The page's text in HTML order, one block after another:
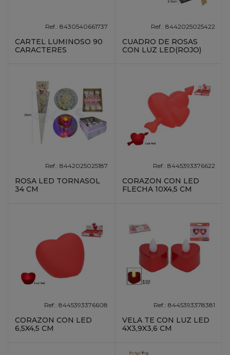
Ref.: 8430540661737
CARTEL LUMINOSO 90
CARACTERES
Ref.: 8442025025422
CUADRO DE ROSAS
CON LUZ LED(ROJO)
Ref.: 8442025025187
ROSA LED TORNASOL
34 CM
Ref.: 8445393376622
CORAZON CON LED
FLECHA 10X4,5 CM
Ref.: 8445393376608
CORAZON CON LED
6,5X4,5 CM
Ref.: 8445393378381
VELA TE CON LUZ LED
4X3,9X3,6 CM